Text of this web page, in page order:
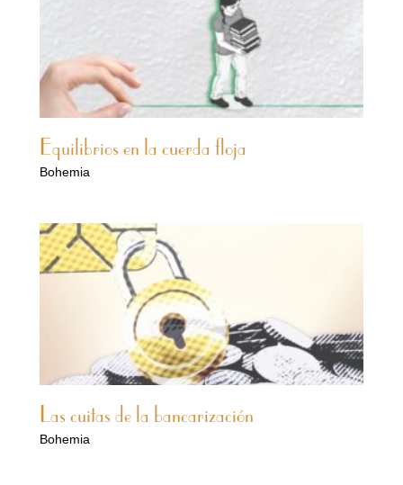
Equilibrios en la cuerda floja
Bohemia
Las cuitas de la bancarización
Bohemia